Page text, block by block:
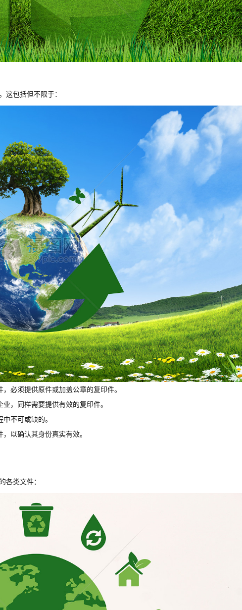
包括但不限于：
必须提供原件或加盖公章的复印件。
，同样需要提供有效的复印件。
不可或缺的。
以确认其身份真实有效。
各类文件：